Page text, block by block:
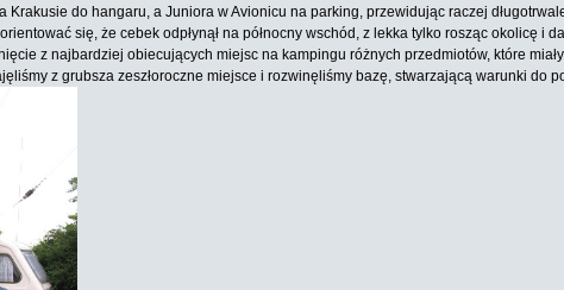
Krakusie do hangaru, a Juniora w Avionicu na parking, przewidując raczej
się, że cebek odpłynął na północny wschód, z lekka tylko rosząc okolicę i
z najbardziej obiecujących miejsc na kampingu różnych przedmiotów, które
z grubsza zeszłoroczne miejsce i rozwinęliśmy bazę, stwarzającą warunki do